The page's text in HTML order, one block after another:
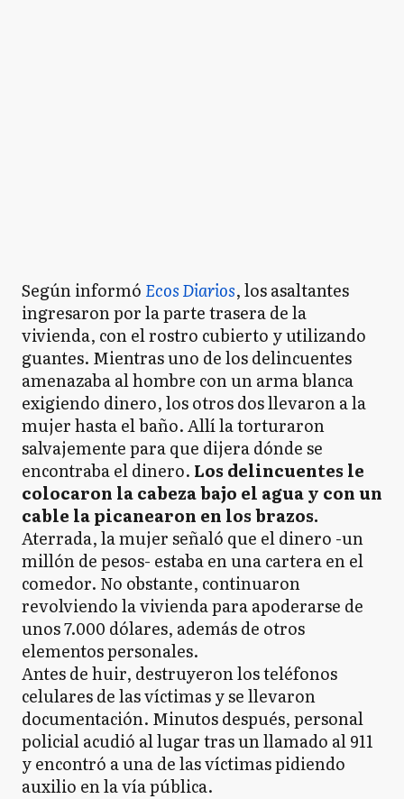
Según informó Ecos Diarios, los asaltantes
ingresaron por la parte trasera de la
vivienda, con el rostro cubierto y utilizando
guantes. Mientras uno de los delincuentes
amenazaba al hombre con un arma blanca
exigiendo dinero, los otros dos llevaron a la
mujer hasta el baño. Allí la torturaron
salvajemente para que dijera dónde se
encontraba el dinero. Los delincuentes le
colocaron la cabeza bajo el agua y con un
cable la picanearon en los brazos.
Aterrada, la mujer señaló que el dinero -un
millón de pesos- estaba en una cartera en el
comedor. No obstante, continuaron
revolviendo la vivienda para apoderarse de
unos 7.000 dólares, además de otros
elementos personales.
Antes de huir, destruyeron los teléfonos
celulares de las víctimas y se llevaron
documentación. Minutos después, personal
policial acudió al lugar tras un llamado al 911
y encontró a una de las víctimas pidiendo
auxilio en la vía pública.